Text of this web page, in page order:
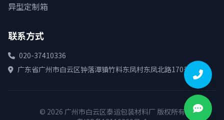
异型定制箱
联系方式
020-37410336
广东省广州市白云区钟落潭镇竹料东凤村东凤北路170号
© 2026 广州市白云区泰运包装材料厂 版权所有